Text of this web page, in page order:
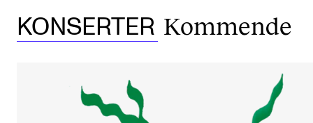
KONSERTER Kommende